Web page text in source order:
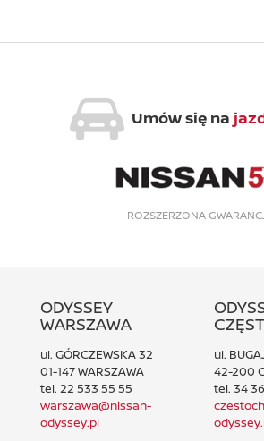
Umów się na
ROZSZERZONA
ODYSSEY
WARSZAWA
ul. GÓRCZEWSKA 32
01-147 WARSZAWA
tel. 22 533 55 55
warszawa@nissan-
odyssey.pl
ul.
42-200
tel. 34